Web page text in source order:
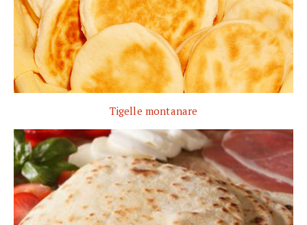
Tigelle montanare